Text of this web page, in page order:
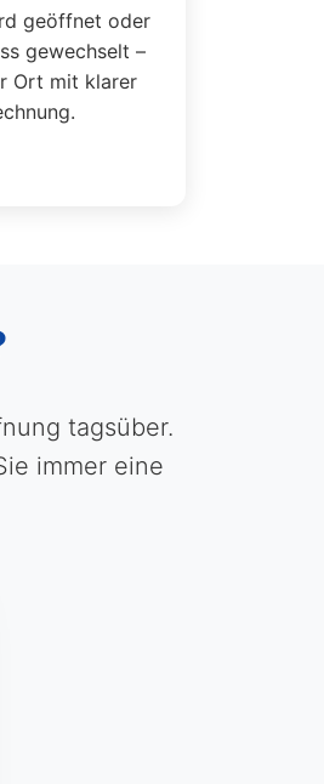
geöffnet oder
gewechselt –
Ort mit klarer
tagsüber.
immer eine